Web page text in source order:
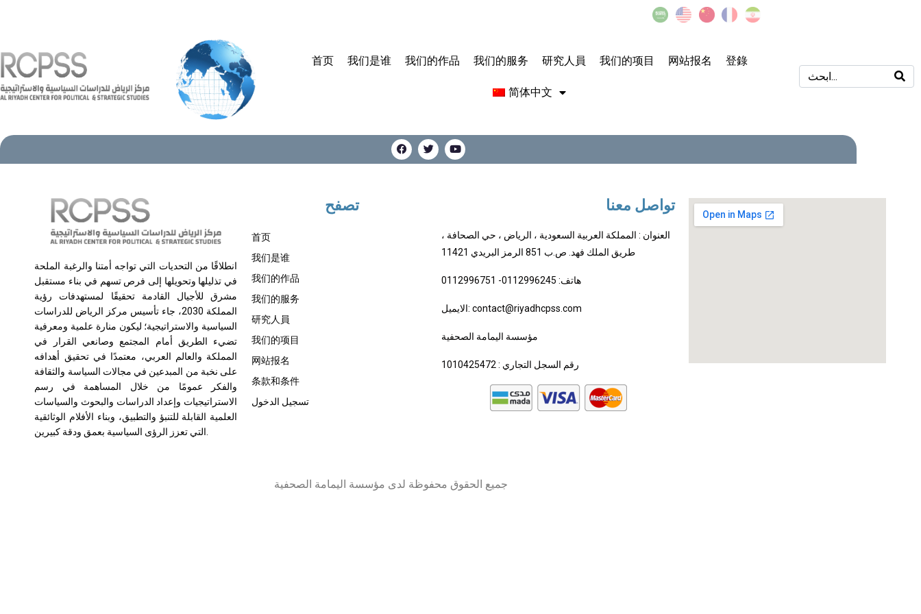
首页 我们是谁 我们的作品 我们的服务 研究人員 我们的项目 网站报名 登錄
简体中文
انطلاقًا من التحديات التي تواجه أمتنا والرغبة الملحة
في تذليلها وتحويلها إلى فرص تسهم في بناء مستقبل
مشرق للأجيال القادمة تحقيقًا لمستهدفات رؤية
المملكة 2030، جاء تأسيس مركز الرياض للدراسات
السياسية والاستراتيجية؛ ليكون منارة علمية ومعرفية
تضيء الطريق أمام المجتمع وصانعي القرار في
المملكة والعالم العربي، معتمدًا في تحقيق أهدافه
على نخبة من المبدعين في مجالات السياسة والثقافة
والفكر عمومًا من خلال المساهمة في رسم
الاستراتيجيات وإعداد الدراسات والبحوث والسياسات
العلمية القابلة للتنبؤ والتطبيق، وبناء الأفلام الوثائقية
التي تعزز الرؤى السياسية بعمق ودقة كبيرين.
تصفح
首页
我们是谁
我们的作品
我们的服务
研究人員
我们的项目
网站报名
条款和条件
تسجيل الدخول
تواصل معنا
العنوان : المملكة العربية السعودية ، الرياض ، حي الصحافة ،
طريق الملك فهد. ص.ب 851 الرمز البريدي 11421
هاتف: 0112996245- 0112996751
الايميل: contact@riyadhcpss.com
مؤسسة اليمامة الصحفية
رقم السجل التجاري : 1010425472
جميع الحقوق محفوظة لدى مؤسسة اليمامة الصحفية